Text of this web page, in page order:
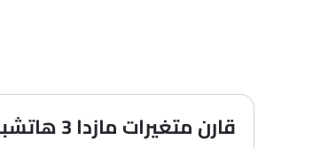
قارن متغيرات مازدا 3 هاتشباك